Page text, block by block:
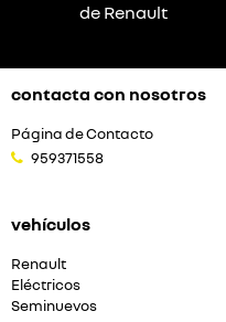
de Renault
contacta con nosotros
Página de Contacto
959371558
vehículos
Renault
Eléctricos
Seminuevos